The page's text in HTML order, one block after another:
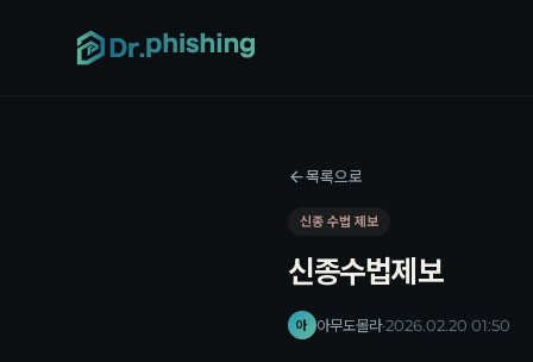
목록으로
신종 수법 제보
신종수법제보
아 아무도몰라·2026.02.20 01:50